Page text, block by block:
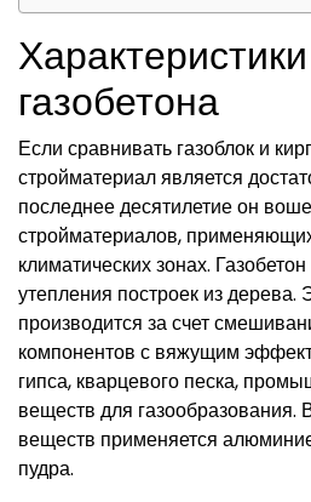
газобетона
Если сравнивать газоблок и
стройматериал является
последнее десятилетие он
стройматериалов,
климатических зонах.
утепления построек из дерева.
производится за счет
компонентов с вяжущим
гипса, кварцевого песка,
веществ для газообразования.
веществ применяется
пудра.